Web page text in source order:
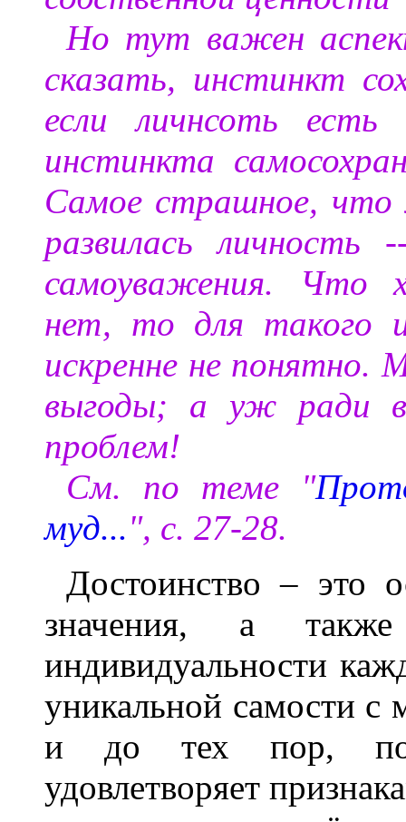
Но тут важен
сказать, инстинкт
если личнсоть
инстинкта
Самое страшное, что
развилась
самоуважения. Что
нет, то для такого
искренне не понятно.
выгоды; а уж ради
проблем!
См. по теме "
муд...", с. 27-28.
Достоинство – это
значения, а также
индивидуальности
уникальной самости с
и до тех пор,
удовлетворяет